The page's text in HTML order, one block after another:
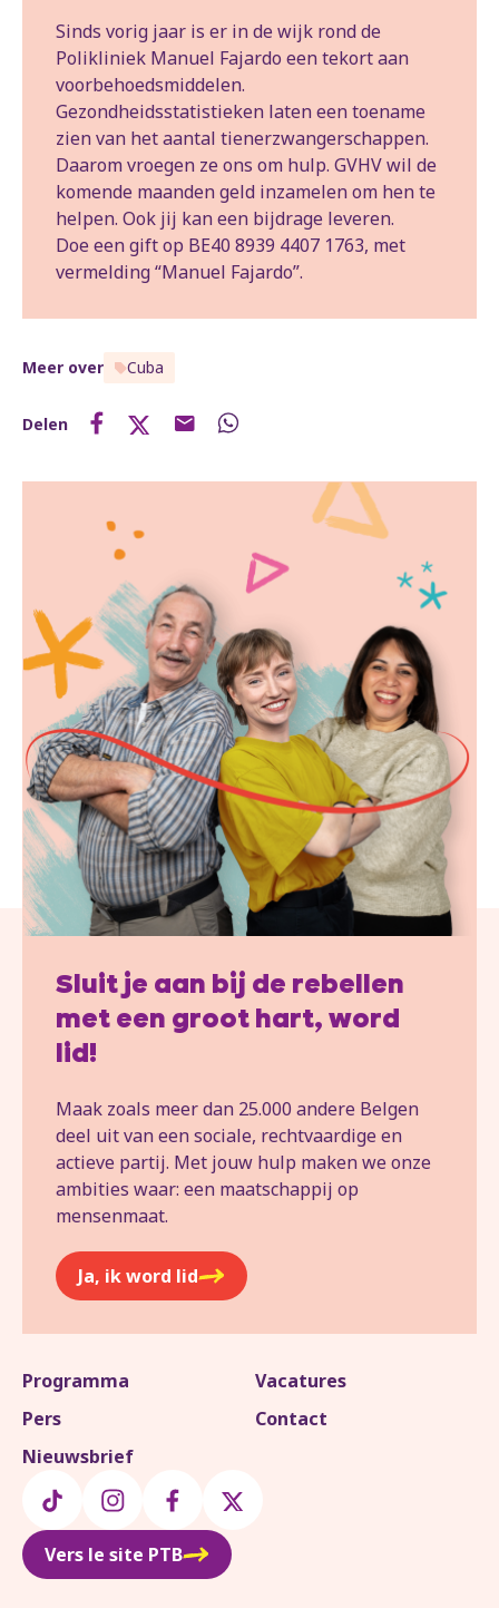
Sinds vorig jaar is er in de wijk rond de
Polikliniek Manuel Fajardo een tekort aan
voorbehoedsmiddelen.
Gezondheidsstatistieken laten een toename
zien van het aantal tienerzwangerschappen.
Daarom vroegen ze ons om hulp. GVHV wil de
komende maanden geld inzamelen om hen te
helpen. Ook jij kan een bijdrage leveren.
Doe een gift op BE40 8939 4407 1763, met
vermelding “Manuel Fajardo”.
Meer over Cuba
Delen
Sluit je aan bij de rebellen
met een groot hart, word
lid!
Maak zoals meer dan 25.000 andere Belgen
deel uit van een sociale, rechtvaardige en
actieve partij. Met jouw hulp maken we onze
ambities waar: een maatschappij op
mensenmaat.
Ja, ik word lid
Programma
Vacatures
Pers
Contact
Nieuwsbrief
Vers le site PTB